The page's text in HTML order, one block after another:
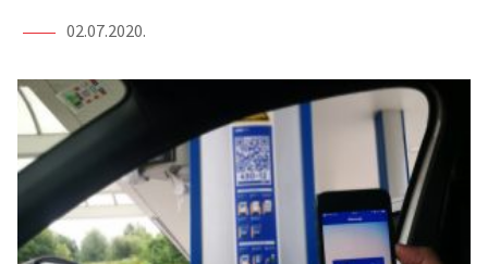
02.07.2020.